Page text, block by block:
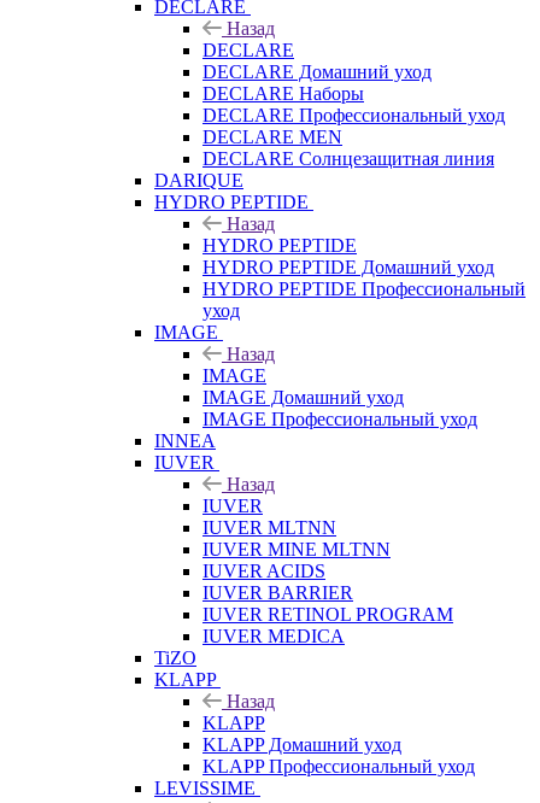
DECLARE
Назад
DECLARE
DECLARE Домашний уход
DECLARE Наборы
DECLARE Профессиональный уход
DECLARE MEN
DECLARE Солнцезащитная линия
DARIQUE
HYDRO PEPTIDE
Назад
HYDRO PEPTIDE
HYDRO PEPTIDE Домашний уход
HYDRO PEPTIDE Профессиональный
уход
IMAGE
Назад
IMAGE
IMAGE Домашний уход
IMAGE Профессиональный уход
INNEA
IUVER
Назад
IUVER
IUVER MLTNN
IUVER MINE MLTNN
IUVER ACIDS
IUVER BARRIER
IUVER RETINOL PROGRAM
IUVER MEDICA
TiZO
KLAPP
Назад
KLAPP
KLAPP Домашний уход
KLAPP Профессиональный уход
LEVISSIME